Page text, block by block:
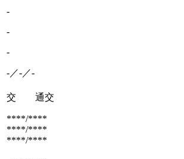
-
-
-
-／-／-
交 通交
****/****
****/****
****/****